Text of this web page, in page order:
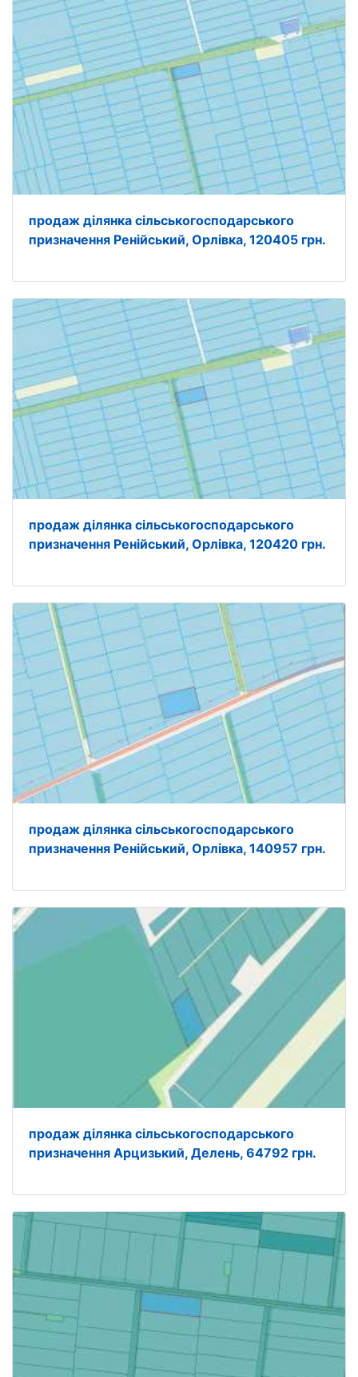
продаж ділянка сільськогосподарського
призначення Ренійський, Орлівка, 120405 грн.
продаж ділянка сільськогосподарського
призначення Ренійський, Орлівка, 120420 грн.
продаж ділянка сільськогосподарського
призначення Ренійський, Орлівка, 140957 грн.
продаж ділянка сільськогосподарського
призначення Арцизький, Делень, 64792 грн.